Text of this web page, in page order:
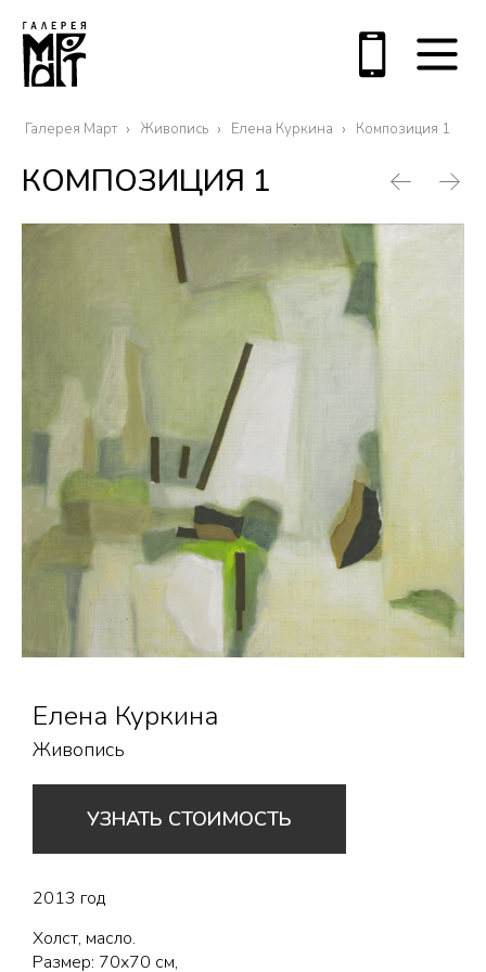
Галерея Март Живопись Елена Куркина Композиция 1
КОМПОЗИЦИЯ 1
Елена Куркина
Живопись
УЗНАТЬ СТОИМОСТЬ
2013 год
Холст, масло.
Размер: 70х70 см,